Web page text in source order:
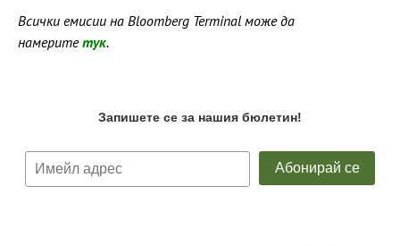
Всички емисии на Bloomberg Terminal може да
намеритетук.